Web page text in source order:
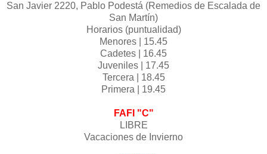
San Javier 2220, Pablo Podestá (Remedios de Escalada de
San Martín)
Horarios (puntualidad)
Menores | 15.45
Cadetes | 16.45
Juveniles | 17.45
Tercera | 18.45
Primera | 19.45
‎FAFI "C‬"
LIBRE
Vacaciones de Invierno